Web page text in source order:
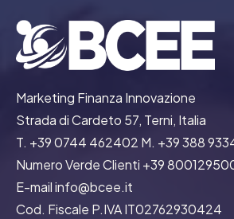
Marketing Finanza Innovazione
Strada di Cardeto 57, Terni, Italia
T. +39 0744 462402 M. +39 388
Numero Verde Clienti +39
E-mail info@bcee.it
Cod. Fiscale P.IVA IT02762930424